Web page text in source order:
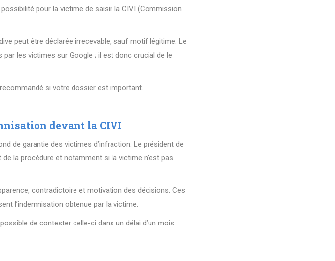
pour la victime de saisir la CIVI (Commission
peut être déclarée irrecevable, sauf motif légitime. Le
les victimes sur Google ; il est donc crucial de le
si votre dossier est important.
devant la CIVI
de garantie des victimes d’infraction. Le président de
la procédure et notamment si la victime n’est pas
contradictoire et motivation des décisions. Ces
l’indemnisation obtenue par la victime.
de contester celle-ci dans un délai d’un mois